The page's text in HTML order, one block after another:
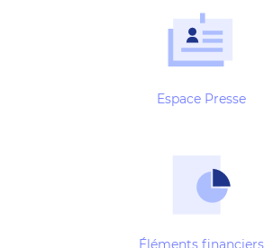
Espace Presse
Éléments financiers